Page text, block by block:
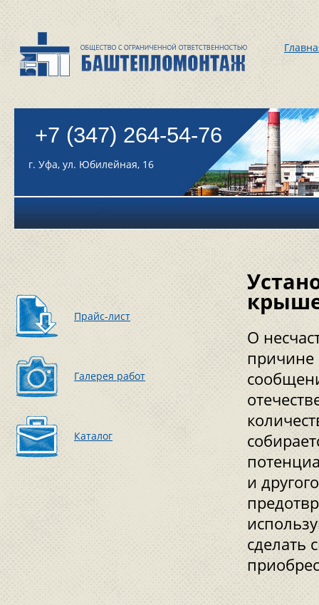
+7 (347) 264-54-76
г. Уфа, ул. Юбилейная, 16
Прайс-лист
Галерея работ
Каталог
О
причине
и
сделать